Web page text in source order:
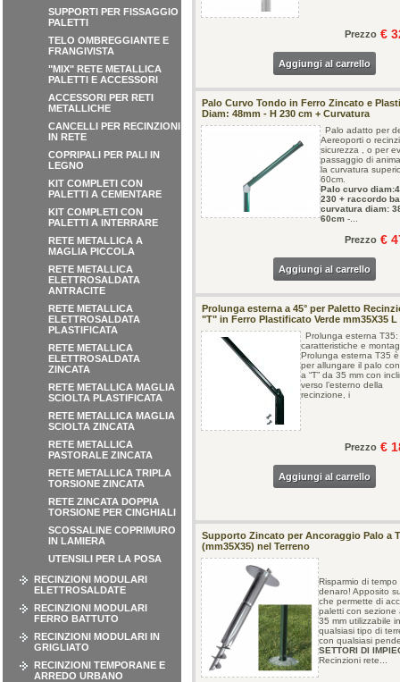
SUPPORTI PER FISSAGGIO
PALETTI
TELO OMBREGGIANTE E
FRANGIVISTA
"MIX" RETE METALLICA
PALETTI E ACCESSORI
ACCESSORI PER RETI
METALLICHE
CANCELLI PER RECINZIONI
IN RETE
COPRIPALI PER PALI IN
LEGNO
KIT COMPLETI CON
PALETTI A CEMENTARE
KIT COMPLETI CON
PALETTI A INTERRARE
RETE METALLICA A
MAGLIA PICCOLA
RETE METALLICA
ELETTROSALDATA
ANTRACITE
RETE METALLICA
ELETTROSALDATA
PLASTIFICATA
RETE METALLICA
ELETTROSALDATA
ZINCATA
RETE METALLICA MAGLIA
SCIOLTA PLASTIFICATA
RETE METALLICA MAGLIA
SCIOLTA ZINCATA
RETE METALLICA
PASTORALE ZINCATA
RETE METALLICA TRIPLA
TORSIONE ZINCATA
RETE ZINCATA DOPPIA
TORSIONE PER CINGHIALI
SCOSSALINE COPRIMURO
IN LAMIERA
UTENSILI PER LA POSA
RECINZIONI MODULARI
ELETTROSALDATE
RECINZIONI MODULARI
FERRO BATTUTO
RECINZIONI MODULARI IN
GRIGLIATO
RECINZIONI TEMPORANE E
ARREDO URBANO
Prezzo €
Aggiungi al carrello
Palo Curvo Tondo in Ferro Zincato e
Diam: 48mm - H 230 cm + Curvatura
Palo adatto per
Aereoporti o
sicurezza , o per
passaggio di
la curvatura
60cm.
Palo curvo
230 + raccordo
curvatura diam:
60cm -...
Prezzo €
Aggiungi al carrello
Prolunga esterna a 45° per Paletto
"T" in Ferro Plastificato Verde mm35X35 L
Prolunga esterna T35:
caratteristiche e
Prolunga esterna T35
per allungare il palo
a “T” da 35 mm con
verso l’esterno della
recinzione, i
Prezzo €
Aggiungi al carrello
Supporto Zincato per Ancoraggio Palo a T
(mm35X35) nel Terreno
Risparmio di tempo
denaro! Apposito
che permette di
paletti con sezione
35 mm utilizzabile in
qualsiasi tipo di
con qualsiasi
SETTORI DI
Recinzioni rete...